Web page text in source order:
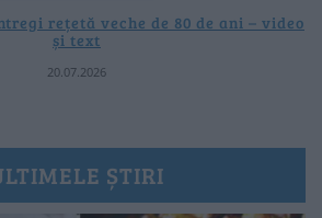
rețetă veche de 80 de ani – video
și text
20.07.2026
ȘTIRI